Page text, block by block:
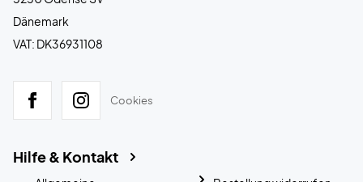
Dänemark
VAT: DK36931108
Cookies
Hilfe & Kontakt